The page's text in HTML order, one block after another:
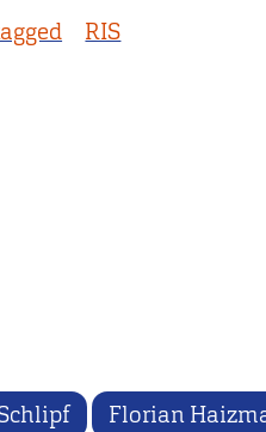
RIS
Florian